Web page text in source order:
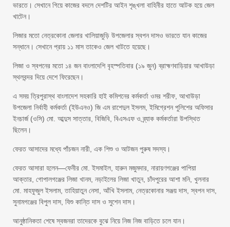
ভারতে। সেখানে গিয়ে কাজের বদলে দেশটির আইন শৃঙ্খলা বাহিনীর হাতে আটক হয়ে জেল
খাটেন।
লিজার মতো নেত্রকোনা জেলার খালিয়াজুড়ি উপজেলার স্বপন দাসও ভারতে যান কাজের
সন্ধানে। সেখানে প্রায় ১১ মাস তাকেও জেল খাটতে হয়েছে।
লিজা ও স্বপনের মতো ১৪ জন বাংলাদেশি বৃহস্পতিবার (১৯ জুন) ব্রাহ্মণবাড়িয়ার আখাউড়া
স্থলবন্দর দিয়ে দেশে ফিরেছেন।
এ সময় ত্রিপুরাস্থ বাংলাদেশ সহকারি হাই কমিশনের কর্মকর্তা ওমর শরীফ, আখাউড়া
উপজেলা নির্বাহী কর্মকর্তা (ইউএনও) জি এম রাশেদুল ইসলম, ইমিগ্রেশন পুলিশের অফিসার
ইনচার্জ (ওসি) মো. আব্দুস সাত্তার, বিজিবি, বিএসএফ ও ব্র্যাক কর্মকর্তারা উপস্থিত
ছিলেন।
ফেরত আসাদের মধ্যে পাঁচজন নারী, এক শিশু ও আটজন পুরুষ সদস্য।
ফেরত আসারা হলেন—ফেনীর মো. ইসমাইল, হারুন মজুমদার, নারায়ণগঞ্জের পাপিয়া
আক্তার, গোপালগঞ্জের লিজা খানম, নড়াইলের লিজা খাতুন, চাঁদপুরের আশা মনি, খুলনার
মো. মাহফুজুল ইসলাম, তাহিয়াতুন নেসা, আঁখি ইসলাম, নেত্রকোনার সঞ্জয় দাস, স্বপন দাস,
সুনামগঞ্জের বিপুল দাস, যিশু কান্তি দাস ও সুশেন দাস।
আনুষ্ঠানিকতা শেষে স্বজনরা তাদেরকে বুঝে নিয়ে নিজ নিজ বাড়িতে চলে যান।